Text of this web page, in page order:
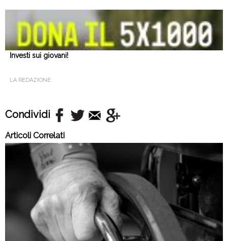
Investi sui giovani!
LA REDAZIONE
Condividi
Articoli Correlati